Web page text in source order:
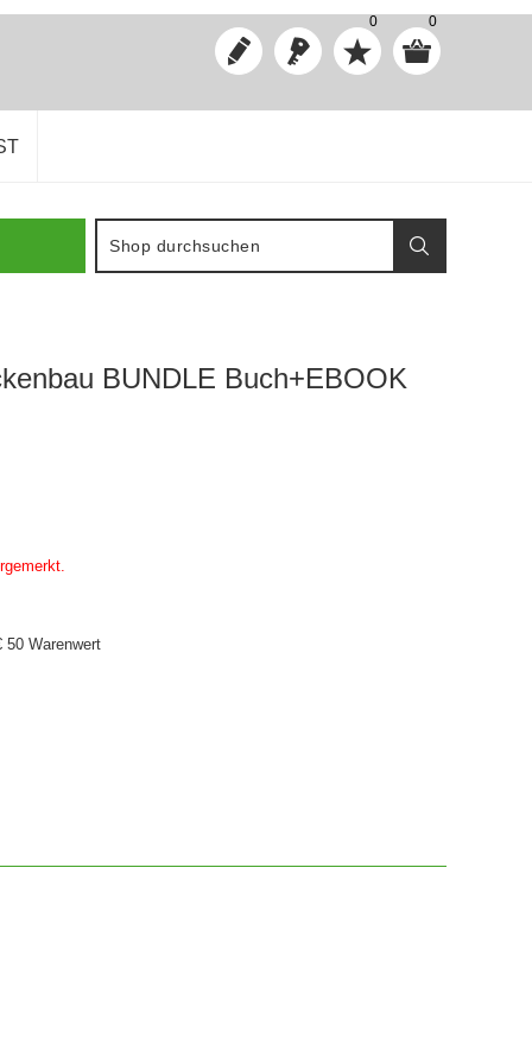
0 0
BUNDLE Buch+EBOOK
50 Warenwert